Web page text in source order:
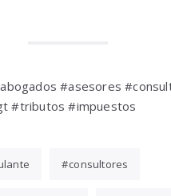
#asesores
#tributos #impuestos
consultores